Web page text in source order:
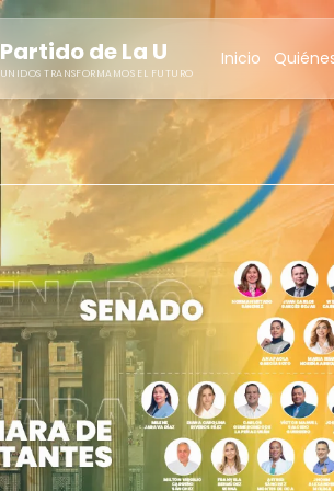
Partido de La U
UNIDOS TRANSFORMAMOS EL FUTURO
Inicio